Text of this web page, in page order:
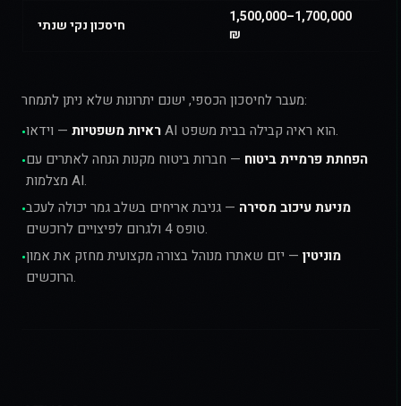
חיסכון נקי שנתי
1,500,000–1,700,000
₪
מעבר לחיסכון הכספי, ישנם יתרונות שלא ניתן לתמחר:
•
ראיות משפטיות
— וידאו AI הוא ראיה קבילה בבית משפט.
•
הפחתת פרמיית ביטוח — חברות ביטוח מקנות הנחה לאתרים עם
מצלמות AI.
•
מניעת עיכוב מסירה — גניבת אריחים בשלב גמר יכולה לעכב
טופס 4 ולגרום לפיצויים לרוכשים.
•
מוניטין — יזם שאתרו מנוהל בצורה מקצועית מחזק את אמון
הרוכשים.